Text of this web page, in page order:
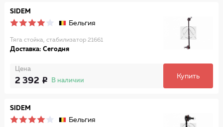
SIDEM
Бельгия
Тяга стойка, стабилизатор 21661
Доставка: Сегодня
Цена
2 392 В наличии
Купить
SIDEM
Бельгия